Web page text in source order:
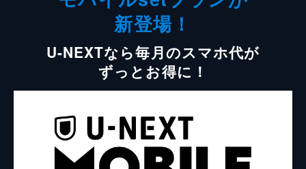
新登場！
U-NEXTなら毎月のスマホ代が
ずっとお得に！